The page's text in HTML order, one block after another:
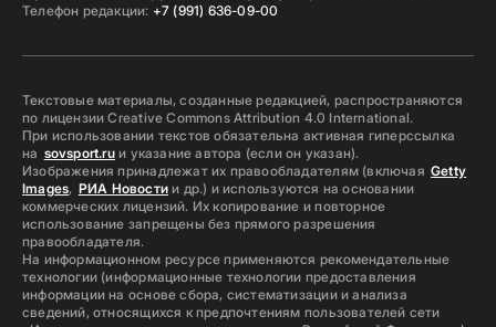
Телефон редакции: +7 (991) 636-09-00
Текстовые материалы, созданные редакцией, распространяются
по лицензии Creative Commons Attribution 4.0 International.
При использовании текстов обязательна активная гиперссылка
на sovsport.ruи указание автора (если он указан).
Изображения принадлежат их правообладателям (включая Getty
Images, РИА Новостии др.) и используются на основании
коммерческих лицензий. Их копирование и повторное
использование запрещены без прямого разрешения
правообладателя.
На информационном ресурсе применяются рекомендательные
технологии (информационные технологии предоставления
информации на основе сбора, систематизации и анализа
сведений, относящихся к предпочтениям пользователей сети